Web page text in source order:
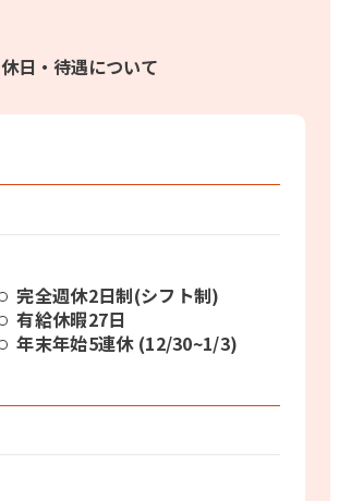
休日・待遇について
完全週休2日制(シフト制)
有給休暇27日
年末年始5連休 (12/30~1/3)